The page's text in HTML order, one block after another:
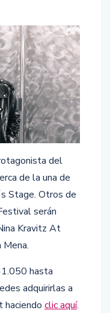
del
de la una de
Stage. Otros de
serán
Kravitz At
Mena.
hasta
adquirirlas a
clic aquí.